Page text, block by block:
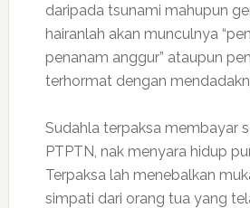
daripada tsunami mahupun
hairanlah akan munculnya
penanam anggur” ataupun
terhormat dengan
Sudahla terpaksa membayar
PTPTN, nak menyara hidup
Terpaksa lah menebalkan
simpati dari orang tua yang